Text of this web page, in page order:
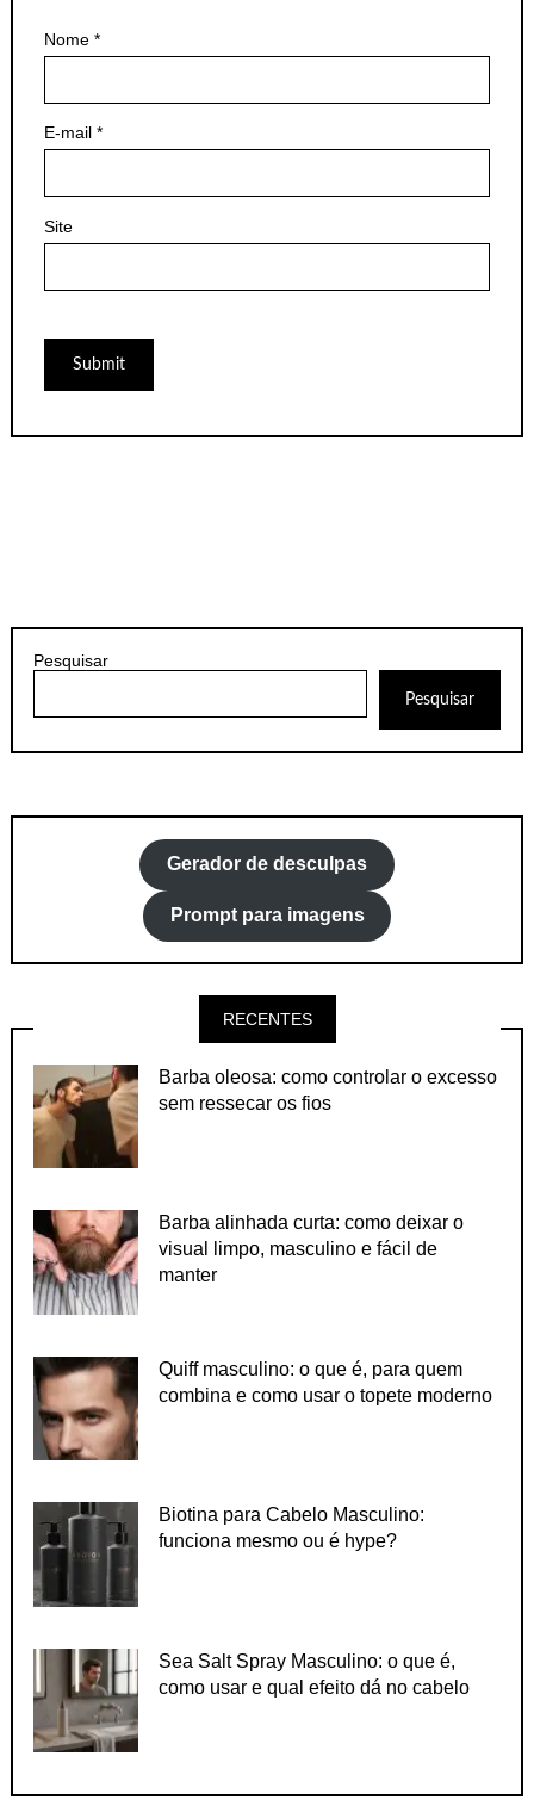
Nome *
E-mail *
Site
Pesquisar
Pesquisar
Gerador de desculpas
Prompt para imagens
RECENTES
Barba oleosa: como controlar o excesso
sem ressecar os fios
Barba alinhada curta: como deixar o
visual limpo, masculino e fácil de
manter
Quiff masculino: o que é, para quem
combina e como usar o topete moderno
Biotina para Cabelo Masculino:
funciona mesmo ou é hype?
Sea Salt Spray Masculino: o que é,
como usar e qual efeito dá no cabelo